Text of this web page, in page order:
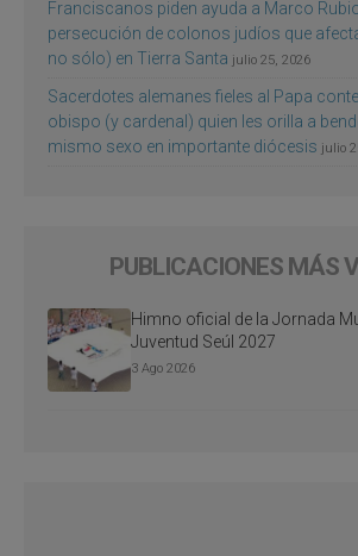
Franciscanos piden ayuda a Marco
persecución de colonos judíos que
no sólo) en Tierra Santa julio 25, 2026
Sacerdotes alemanes fieles al Papa
obispo (y cardenal) quien les orilla a
mismo sexo en importante diócesis julio
PUBLICACIONES MÁS
Himno oficial de la Jornada
Juventud Seúl 2027
3 Ago 2026